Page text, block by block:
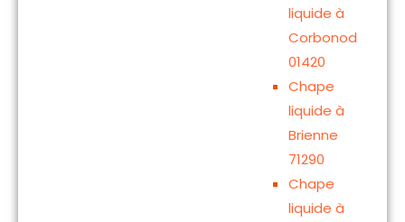
liquide à
Corbonod
01420
Chape
liquide à
Brienne
71290
Chape
liquide à